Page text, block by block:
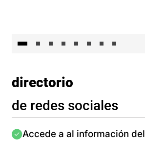
directorio
de redes sociales
Imagen
Accede a al información del